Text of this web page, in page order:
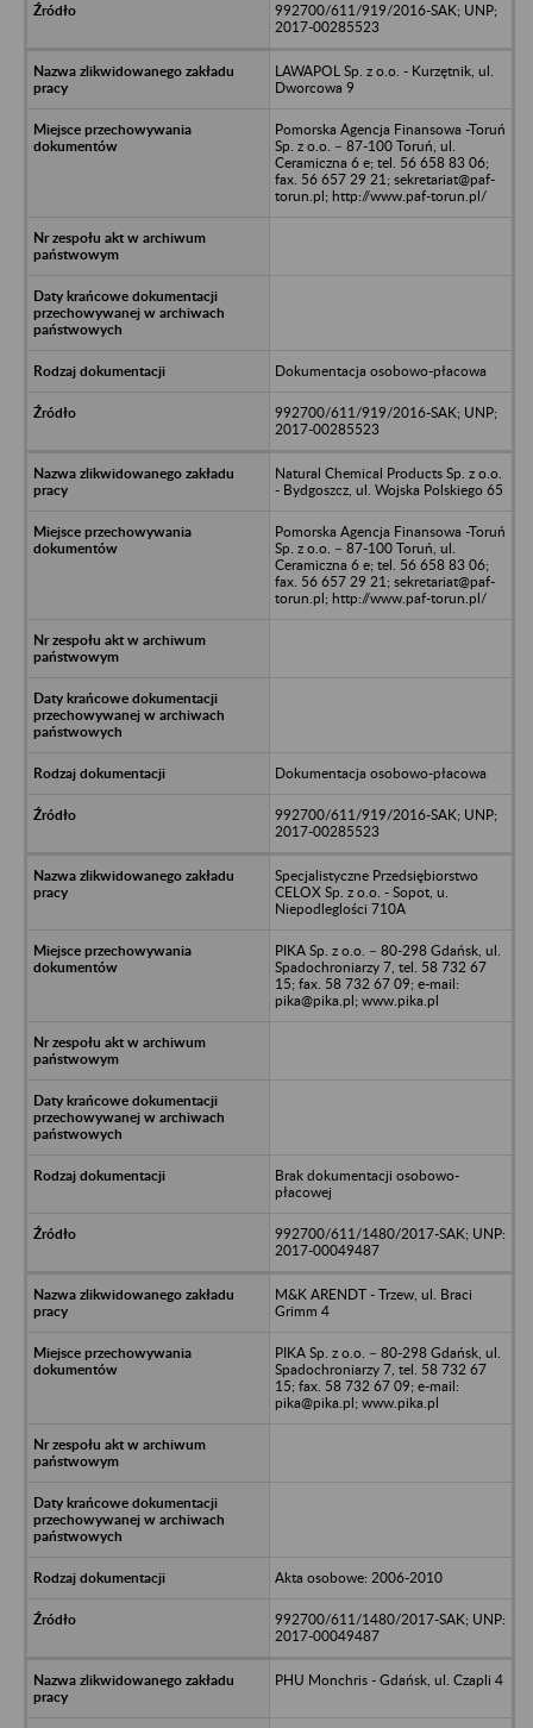
992700/611/919/2016-SAK; UNP;
2017-00285523
LAWAPOL Sp. z o.o. - Kurzętnik, ul.
Dworcowa 9
Pomorska Agencja Finansowa -Toruń
Sp. z o.o. – 87-100 Toruń, ul.
Ceramiczna 6 e; tel. 56 658 83 06;
fax. 56 657 29 21; sekretariat@paf-
torun.pl; http://www.paf-torun.pl/
Dokumentacja osobowo-płacowa
992700/611/919/2016-SAK; UNP;
2017-00285523
Natural Chemical Products Sp. z o.o.
- Bydgoszcz, ul. Wojska Polskiego 65
Pomorska Agencja Finansowa -Toruń
Sp. z o.o. – 87-100 Toruń, ul.
Ceramiczna 6 e; tel. 56 658 83 06;
fax. 56 657 29 21; sekretariat@paf-
torun.pl; http://www.paf-torun.pl/
Dokumentacja osobowo-płacowa
992700/611/919/2016-SAK; UNP;
2017-00285523
Specjalistyczne Przedsiębiorstwo
CELOX Sp. z o.o. - Sopot, u.
Niepodleglości 710A
PIKA Sp. z o.o. – 80-298 Gdańsk, ul.
Spadochroniarzy 7, tel. 58 732 67
15; fax. 58 732 67 09; e-mail:
pika@pika.pl; www.pika.pl
Brak dokumentacji osobowo-
płacowej
992700/611/1480/2017-SAK; UNP:
2017-00049487
M&K ARENDT - Trzew, ul. Braci
Grimm 4
PIKA Sp. z o.o. – 80-298 Gdańsk, ul.
Spadochroniarzy 7, tel. 58 732 67
15; fax. 58 732 67 09; e-mail:
pika@pika.pl; www.pika.pl
Akta osobowe: 2006-2010
992700/611/1480/2017-SAK; UNP:
2017-00049487
PHU Monchris - Gdańsk, ul. Czapli 4